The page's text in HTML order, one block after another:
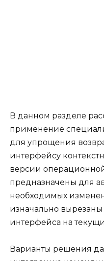
В данном разделе
применение
для упрощения
интерфейсу
версии
предназначены для
необходимых
изначально вырезаны
интерфейса на
Варианты решения